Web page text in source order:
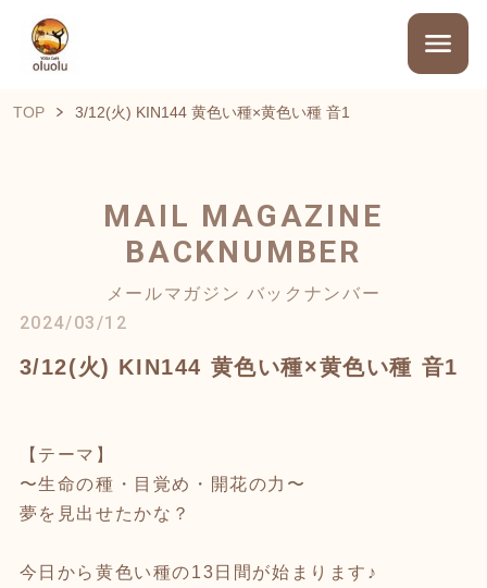
TOP 3/12(火) KIN144 黄色い種×黄色い種 音1
MAIL MAGAZINE
BACKNUMBER
メールマガジン バックナンバー
2024/03/12
3/12(火) KIN144 黄色い種×黄色い種 音1
【テーマ】
〜生命の種・目覚め・開花の力〜
夢を見出せたかな？
今日から黄色い種の13日間が始まります♪